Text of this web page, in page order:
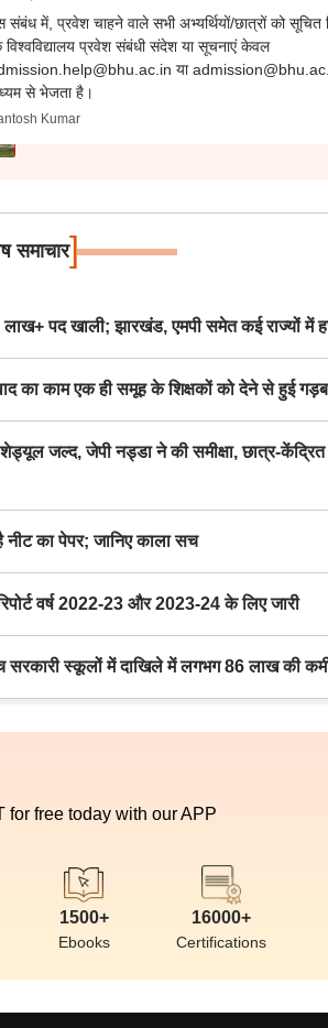
संबंध में, प्रवेश चाहने वाले सभी अभ्यर्थियों/छात्रों को सूचित
विश्वविद्यालय प्रवेश संबंधी संदेश या सूचनाएं केवल
या
से भेजता है।
Kumar
समाचार]
पद खाली; झारखंड, एमपी समेत कई राज्यों में
का काम एक ही समूह के शिक्षकों को देने से हुई
जल्द, जेपी नड्डा ने की समीक्षा, छात्र-
का पेपर; जानिए काला सच
वर्ष 2022-23 और 2023-24 के लिए जारी
स्कूलों में दाखिले में लगभग 86 लाख की
for free today with our APP
1500+
Ebooks
16000+
Certifications